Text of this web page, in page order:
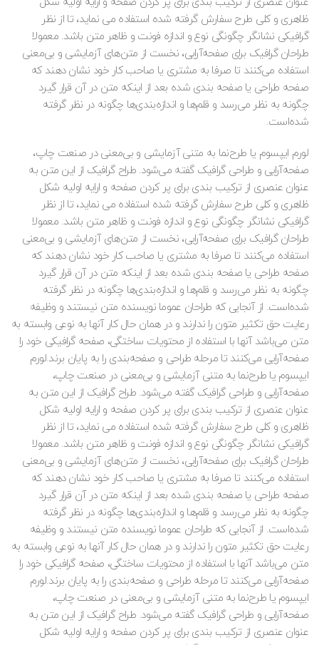
ظاهری و کلی طرح سفارش گرفته شده استفاده می نماید، تا از نظر
گرافیکی نشانگر چگونگی نوع و اندازه فونت و ظاهر متن باشد. معمولا
طراحان گرافیک برای صفحه‌آرایی، نخست از متن‌های آزمایشی و بی‌معنی
استفاده می‌کنند تا صرفا به مشتری یا صاحب کار خود نشان دهند که
صفحه طراحی یا صفحه بندی شده بعد از اینکه متن در آن قرار گیرد
چگونه به نظر می‌رسد و قلم‌ها و اندازه‌بندی‌ها چگونه در نظر گرفته
شده‌است.
لورم ایپسوم یا طرح‌نما به متنی آزمایشی و بی‌معنی در صنعت چاپ،
صفحه‌آرایی و طراحی گرافیک گفته می‌شود. طراح گرافیک از این متن به
عنوان عنصری از ترکیب بندی برای پر کردن صفحه و ارایه اولیه شکل
ظاهری و کلی طرح سفارش گرفته شده استفاده می نماید، تا از نظر
گرافیکی نشانگر چگونگی نوع و اندازه فونت و ظاهر متن باشد. معمولا
طراحان گرافیک برای صفحه‌آرایی، نخست از متن‌های آزمایشی و بی‌معنی
استفاده می‌کنند تا صرفا به مشتری یا صاحب کار خود نشان دهند که
صفحه طراحی یا صفحه بندی شده بعد از اینکه متن در آن قرار گیرد
چگونه به نظر می‌رسد و قلم‌ها و اندازه‌بندی‌ها چگونه در نظر گرفته
شده‌است. از آنجایی که طراحان عموما نویسنده متن نیستند و وظیفه
رعایت حق تکثیر متون را ندارند و در همان حال کار آنها به نوعی وابسته به
متن می‌باشد آنها با استفاده از محتویات ساختگی، صفحه گرافیکی خود را
صفحه‌آرایی می‌کنند تا مرحله طراحی و صفحه‌بندی را به پایان برند.لورم
ایپسوم یا طرح‌نما به متنی آزمایشی و بی‌معنی در صنعت چاپ،
صفحه‌آرایی و طراحی گرافیک گفته می‌شود. طراح گرافیک از این متن به
عنوان عنصری از ترکیب بندی برای پر کردن صفحه و ارایه اولیه شکل
ظاهری و کلی طرح سفارش گرفته شده استفاده می نماید، تا از نظر
گرافیکی نشانگر چگونگی نوع و اندازه فونت و ظاهر متن باشد. معمولا
طراحان گرافیک برای صفحه‌آرایی، نخست از متن‌های آزمایشی و بی‌معنی
استفاده می‌کنند تا صرفا به مشتری یا صاحب کار خود نشان دهند که
صفحه طراحی یا صفحه بندی شده بعد از اینکه متن در آن قرار گیرد
چگونه به نظر می‌رسد و قلم‌ها و اندازه‌بندی‌ها چگونه در نظر گرفته
شده‌است. از آنجایی که طراحان عموما نویسنده متن نیستند و وظیفه
رعایت حق تکثیر متون را ندارند و در همان حال کار آنها به نوعی وابسته به
متن می‌باشد آنها با استفاده از محتویات ساختگی، صفحه گرافیکی خود را
صفحه‌آرایی می‌کنند تا مرحله طراحی و صفحه‌بندی را به پایان برند.لورم
ایپسوم یا طرح‌نما به متنی آزمایشی و بی‌معنی در صنعت چاپ،
صفحه‌آرایی و طراحی گرافیک گفته می‌شود. طراح گرافیک از این متن به
عنوان عنصری از ترکیب بندی برای پر کردن صفحه و ارایه اولیه شکل